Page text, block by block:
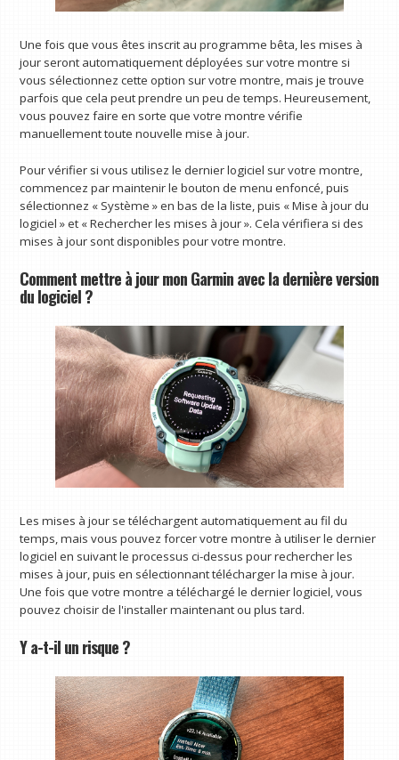
Une fois que vous êtes inscrit au programme bêta, les mises à
jour seront automatiquement déployées sur votre montre si
vous sélectionnez cette option sur votre montre, mais je trouve
parfois que cela peut prendre un peu de temps. Heureusement,
vous pouvez faire en sorte que votre montre vérifie
manuellement toute nouvelle mise à jour.
Pour vérifier si vous utilisez le dernier logiciel sur votre montre,
commencez par maintenir le bouton de menu enfoncé, puis
sélectionnez « Système » en bas de la liste, puis « Mise à jour du
logiciel » et « Rechercher les mises à jour ». Cela vérifiera si des
mises à jour sont disponibles pour votre montre.
Comment mettre à jour mon Garmin avec la dernière version
du logiciel ?
Les mises à jour se téléchargent automatiquement au fil du
temps, mais vous pouvez forcer votre montre à utiliser le dernier
logiciel en suivant le processus ci-dessus pour rechercher les
mises à jour, puis en sélectionnant télécharger la mise à jour.
Une fois que votre montre a téléchargé le dernier logiciel, vous
pouvez choisir de l'installer maintenant ou plus tard.
Y a-t-il un risque ?